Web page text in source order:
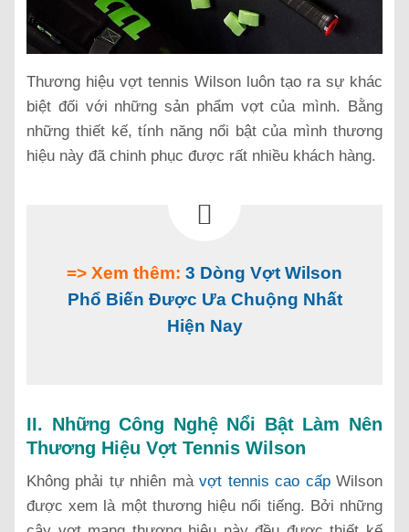
Thương hiệu vợt tennis Wilson luôn tạo ra sự khác
biệt đối với những sản phẩm vợt của mình. Bằng
những thiết kế, tính năng nổi bật của mình thương
hiệu này đã chinh phục được rất nhiều khách hàng.
=> Xem thêm: 3 Dòng Vợt Wilson
Phổ Biến Được Ưa Chuộng Nhất
Hiện Nay
II. Những Công Nghệ Nổi Bật Làm Nên
Thương Hiệu Vợt Tennis Wilson
Không phải tự nhiên màvợt tennis cao cấpWilson
được xem là một thương hiệu nổi tiếng. Bởi những